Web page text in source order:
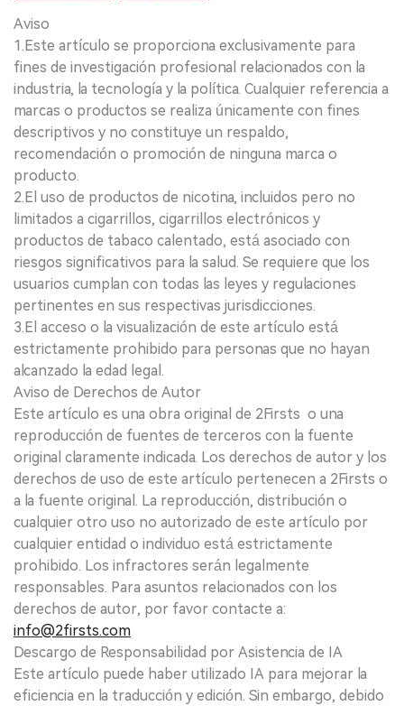
Aviso
1.Este artículo se proporciona exclusivamente para
fines de investigación profesional relacionados con la
industria, la tecnología y la política. Cualquier referencia a
marcas o productos se realiza únicamente con fines
descriptivos y no constituye un respaldo,
recomendación o promoción de ninguna marca o
producto.
2.El uso de productos de nicotina, incluidos pero no
limitados a cigarrillos, cigarrillos electrónicos y
productos de tabaco calentado, está asociado con
riesgos significativos para la salud. Se requiere que los
usuarios cumplan con todas las leyes y regulaciones
pertinentes en sus respectivas jurisdicciones.
3.El acceso o la visualización de este artículo está
estrictamente prohibido para personas que no hayan
alcanzado la edad legal.
Aviso de Derechos de Autor
Este artículo es una obra original de 2Firsts o una
reproducción de fuentes de terceros con la fuente
original claramente indicada. Los derechos de autor y los
derechos de uso de este artículo pertenecen a 2Firsts o
a la fuente original. La reproducción, distribución o
cualquier otro uso no autorizado de este artículo por
cualquier entidad o individuo está estrictamente
prohibido. Los infractores serán legalmente
responsables. Para asuntos relacionados con los
derechos de autor, por favor contacte a:
info@2firsts.com
Descargo de Responsabilidad por Asistencia de IA
Este artículo puede haber utilizado IA para mejorar la
eficiencia en la traducción y edición. Sin embargo, debido